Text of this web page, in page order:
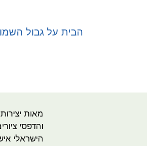
הבית על גבול
מאות
והדפסי
הישראלי